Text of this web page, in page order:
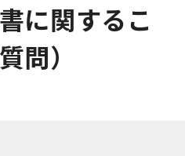
に関するこ
問）